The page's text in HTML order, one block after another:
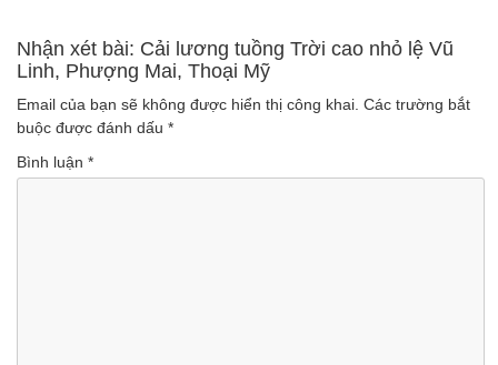
(Lượt nghe: 228)
Cải Lương Hồ Quảng
(Lượt nghe: 157)
Nhận xét bài: Cải lương tuồng Trời cao nhỏ lệ Vũ
Linh, Phượng Mai, Thoại Mỹ
Email của bạn sẽ không được hiển thị công khai. Các trường bắt
buộc được đánh dấu *
Bình luận *